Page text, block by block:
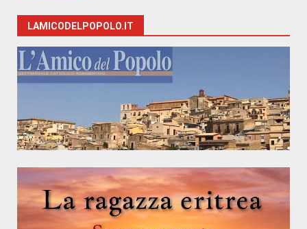
LAMICODELPOPOLO.IT